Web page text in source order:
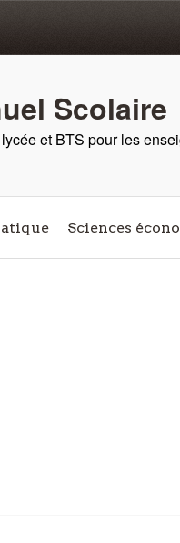
Scolaire
et BTS pour les
Sciences